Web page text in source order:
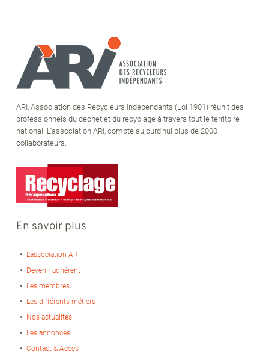
ARI, Association des Recycleurs Indépendants (Loi 1901) réunit des
professionnels du déchet et du recyclage à travers tout le territoire
national. L''association ARI, compte aujourd'hui plus de 2000
collaborateurs.
En savoir plus
L’association ARI
Devenir adhérent
Les membres
Les différents métiers
Nos actualités
Les annonces
Contact & Accès